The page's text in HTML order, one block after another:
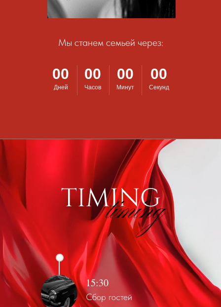
Мы станем семьей через:
00
Дней
00
Часов
00
Минут
00
Секунд
Сбор гостей
15:30